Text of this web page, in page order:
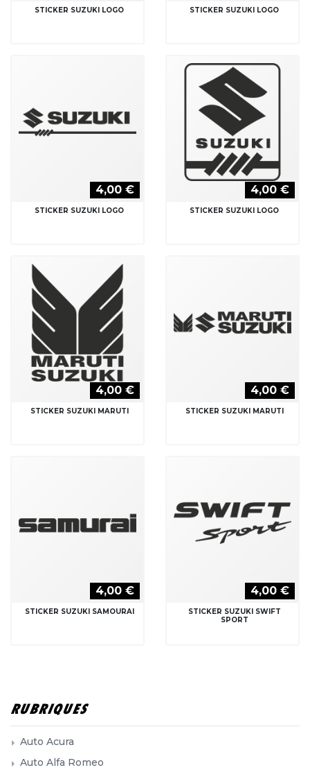
STICKER SUZUKI LOGO STICKER SUZUKI LOGO
4,00 €
STICKER SUZUKI LOGO
4,00 €
STICKER SUZUKI LOGO
4,00 €
STICKER SUZUKI MARUTI
4,00 €
STICKER SUZUKI MARUTI
4,00 €
STICKER SUZUKI SAMOURAI
4,00 €
STICKER SUZUKI SWIFT
SPORT
RUBRIQUES
Auto Acura
Auto Alfa Romeo